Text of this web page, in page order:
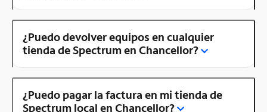
¿Puedo devolver equipos en cualquier
tienda de Spectrum en Chancellor?
¿Puedo pagar la factura en mi tienda de
Spectrum local en Chancellor?